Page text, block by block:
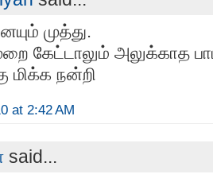
முத்து.
கேட்டாலும் அலுக்காத
மிக்க நன்றி
at 2:42 AM
said...